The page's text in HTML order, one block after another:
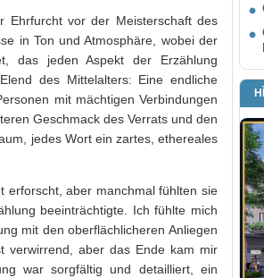
Ehrfurcht vor der Meisterschaft des
in Ton und Atmosphäre, wobei der
das jeden Aspekt der Erzählung
des Mittelalters: Eine endliche
mit mächtigen Verbindungen
Geschmack des Verrats und den
jedes Wort ein zartes, ethereales
erforscht, aber manchmal fühlten sie
beeinträchtigte. Ich fühlte mich
mit den oberflächlicheren Anliegen
verwirrend, aber das Ende kam mir
war sorgfältig und detailliert, ein